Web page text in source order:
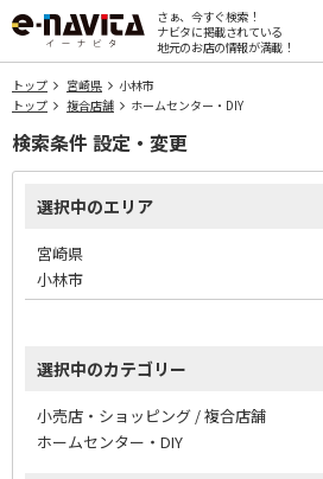
さぁ、今すぐ検索！
ナビタに掲載されている
地元のお店の情報が満載！
トップ 宮崎県
小林市
トップ
複合店舗 ホームセンター・DIY
検索条件 設定・変更
選択中のエリア
宮崎県
小林市
選択中のカテゴリー
小売店・ショッピング / 複合店舗
ホームセンター・DIY